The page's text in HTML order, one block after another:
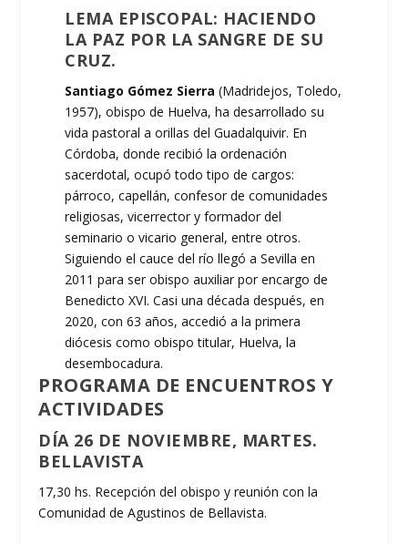
LEMA EPISCOPAL: HACIENDO
LA PAZ POR LA SANGRE DE SU
CRUZ.
Santiago Gómez Sierra(Madridejos, Toledo,
1957), obispo de Huelva, ha desarrollado su
vida pastoral a orillas del Guadalquivir. En
Córdoba, donde recibió la ordenación
sacerdotal, ocupó todo tipo de cargos:
párroco, capellán, confesor de comunidades
religiosas, vicerrector y formador del
seminario o vicario general, entre otros.
Siguiendo el cauce del río llegó a Sevilla en
2011 para ser obispo auxiliar por encargo de
Benedicto XVI. Casi una década después, en
2020, con 63 años, accedió a la primera
diócesis como obispo titular, Huelva, la
desembocadura.
PROGRAMA DE ENCUENTROS Y
ACTIVIDADES
DÍA 26 DE NOVIEMBRE, MARTES.
BELLAVISTA
17,30 hs. Recepción del obispo y reunión con la
Comunidad de Agustinos de Bellavista.